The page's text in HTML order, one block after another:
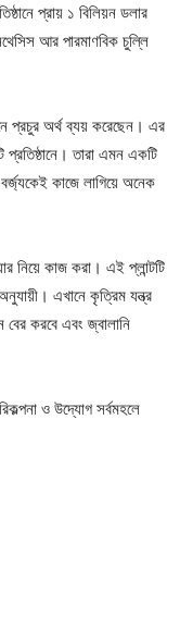
প্রায় ১ বিলিয়ন ডলার
আর পারমাণবিক চুল্লি
প্রচুর অর্থ ব্যয় করেছেন। এর
প্রতিষ্ঠানে। তারা এমন একটি
বর্জ্যকেই কাজে লাগিয়ে অনেক
নিয়ে কাজ করা। এই প্লান্টটি
এখানে কৃত্রিম যন্ত্র
বের করবে এবং জ্বালানি
ও উদ্যোগ সর্বমহলে